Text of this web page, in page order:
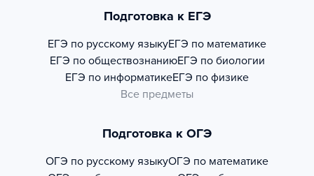
Подготовка к ЕГЭ
ЕГЭ по русскому языкуЕГЭ по математике
ЕГЭ по обществознаниюЕГЭ по биологии
ЕГЭ по информатикеЕГЭ по физике
Все предметы
Подготовка к ОГЭ
ОГЭ по русскому языкуОГЭ по математике